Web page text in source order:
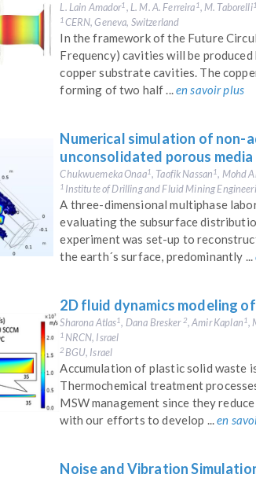
L. Lain Amador1 , L. M. A. Ferreira1, M. Taborelli1
1 CERN, Geneva, Switzerland
In the framework of the Future
Frequency) cavities will be
copper substrate cavities. The
forming of two half ...en savoir plus
Numerical simulation of non-
unconsolidated porous media
Chukwuemeka Onaa1, Taofik Nassan1 , Mohd
1 Institute of Drilling and Fluid Mining
A three-dimensional multiphase
evaluating the subsurface
experiment was set-up to
the earth´s surface, predominantly ...
2D fluid dynamics modeling
Sharona Atlas1 , Dana Bresker 2, Amir Kaplan1,
1 NRCN, Israel
2 BGU, Israel
Accumulation of plastic solid waste
Thermochemical treatment
MSW management since they
with our efforts to develop ...en
Noise and Vibration